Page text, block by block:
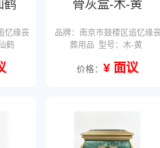
鹤
忆缘丧
鹤
骨灰盒-木-黄
品牌：南京市鼓楼区追忆缘
葬用品 型号：木-黄
价格： ¥ 面议